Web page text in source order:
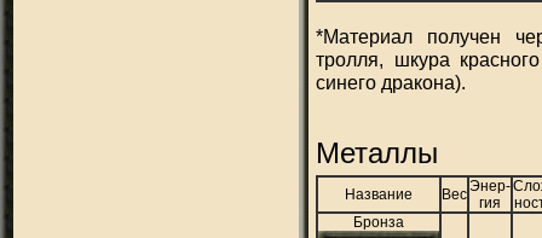
*Материал получен
тролля, шкура
синего дракона).
Металлы
Название ВесЭнер-
гия
Бронза